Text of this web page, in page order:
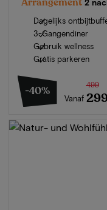
2
Dagelijks
3-Gangendiner
Gebruik wellness
Gratis parkeren
-40%
Vanaf
499